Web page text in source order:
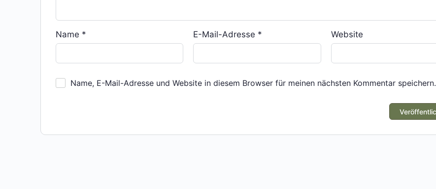
Name * E-Mail-Adresse * Website
Name, E-Mail-Adresse und Website in diesem Browser für meinen nächsten Kommentar speichern.